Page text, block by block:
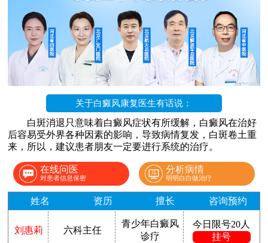
关于白癜风康复医生有话说：
白斑消退只意味着白癜风症状有所缓解，白癜风在治好
后容易受外界各种因素的影响，导致病情复发，白斑卷土重
来，所以，建议患者朋友一定要进行系统的治疗。
在线问医
对患者信息保密
分析病情
明明白白做治疗
姓名 资历 擅长 咨询预约
刘惠莉 六科主任
青少年白癜风
诊疗
今日限号20人
挂号